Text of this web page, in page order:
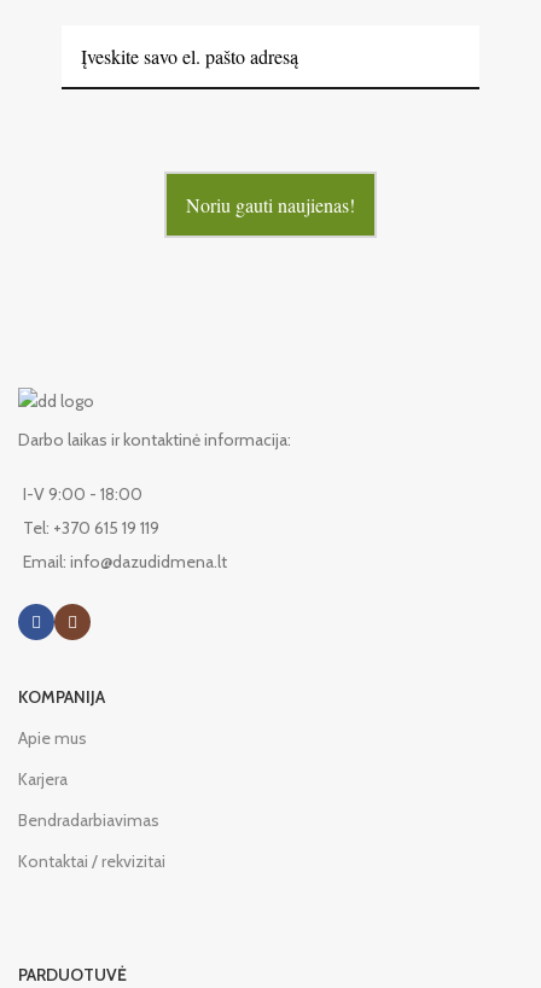
Noriu gauti naujienas!
Darbo laikas ir kontaktinė informacija:
I-V 9:00 - 18:00
Tel: +370 615 19 119
Email: info@dazudidmena.lt
KOMPANIJA
Apie mus
Karjera
Bendradarbiavimas
Kontaktai / rekvizitai
PARDUOTUVĖ